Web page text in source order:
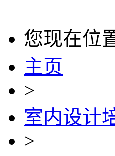
您现在位
主页
>
室内设计
>